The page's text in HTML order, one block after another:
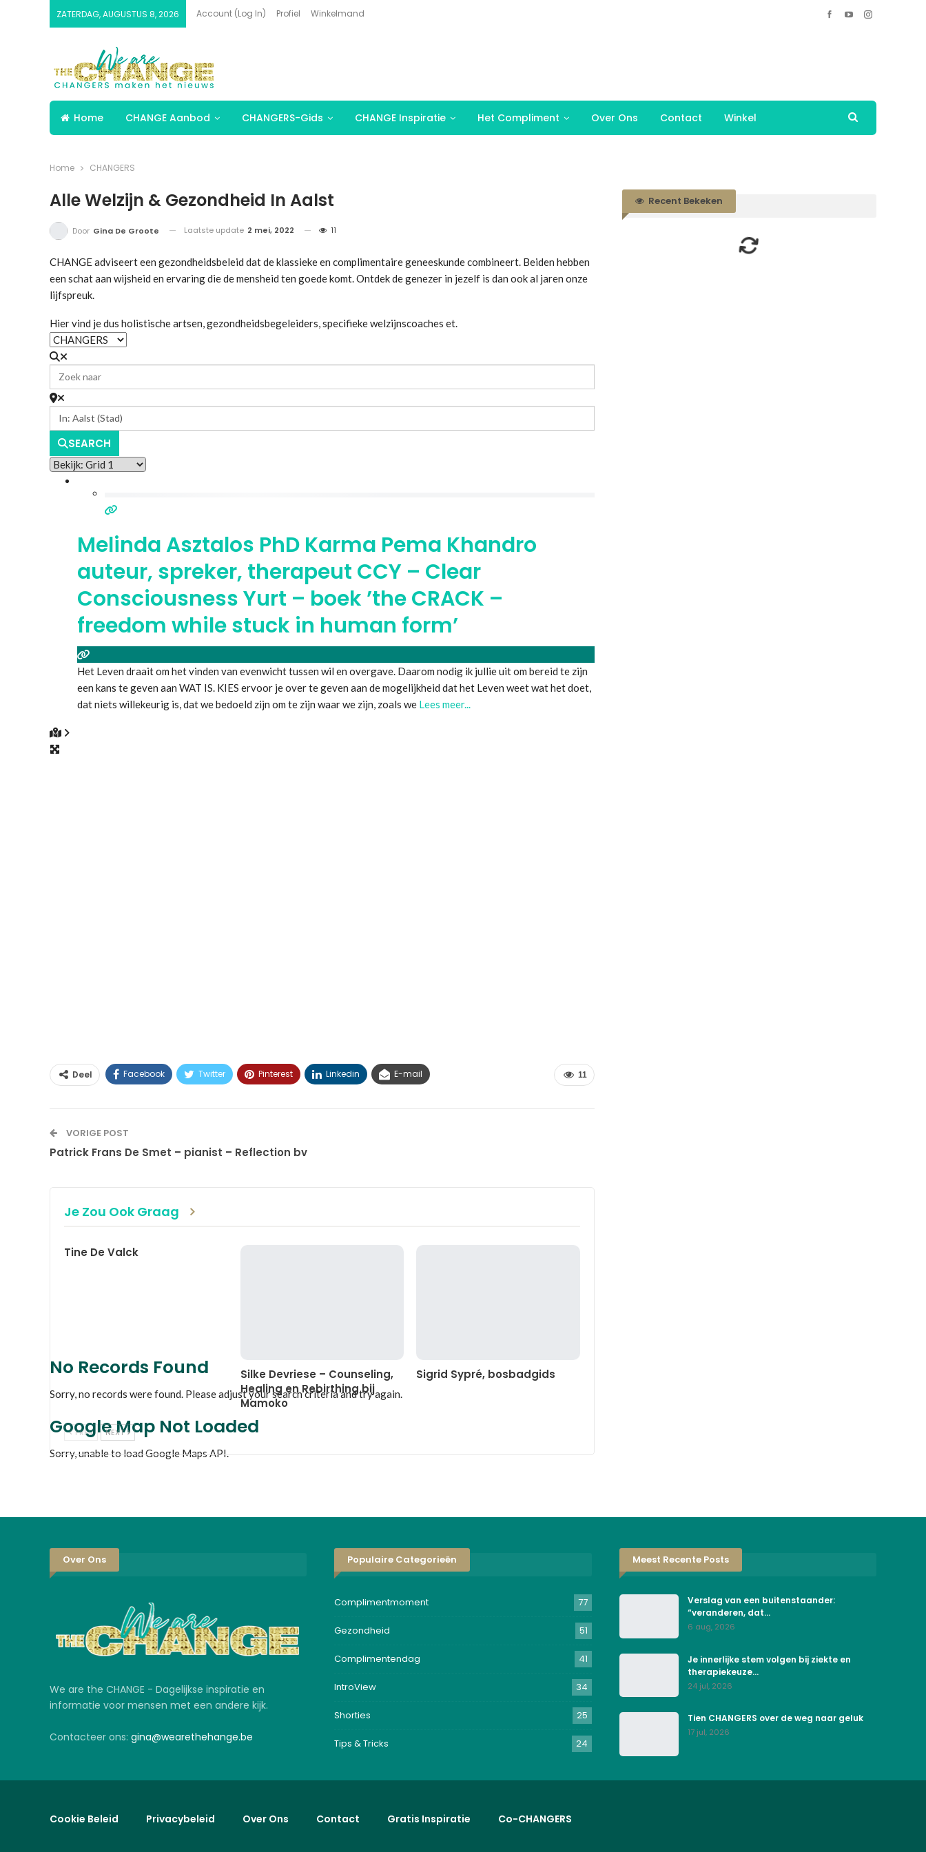
ZATERDAG, AUGUSTUS 8, 2026 Account (Log In) Profiel Winkelmand
Home CHANGE Aanbod CHANGERS-Gids CHANGE Inspiratie Het Compliment Over Ons Contact Winkel
Home CHANGERS
Alle Welzijn & Gezondheid In Aalst
Door Gina De Groote Laatste update 2 mei, 2022 11
CHANGE adviseert een gezondheidsbeleid dat de klassieke en complimentaire geneeskunde combineert. Beiden hebben
een schat aan wijsheid en ervaring die de mensheid ten goede komt. Ontdek de genezer in jezelf is dan ook al jaren onze
lijfspreuk.
Hier vind je dus holistische artsen, gezondheidsbegeleiders, specifieke welzijnscoaches et.
SEARCH
Melinda Asztalos PhD Karma Pema Khandro
auteur, spreker, therapeut CCY – Clear
Consciousness Yurt – boek ’the CRACK –
freedom while stuck in human form’
Het Leven draait om het vinden van evenwicht tussen wil en overgave. Daarom nodig ik jullie uit om bereid te zijn
een kans te geven aan WAT IS. KIES ervoor je over te geven aan de mogelijkheid dat het Leven weet wat het doet,
dat niets willekeurig is, dat we bedoeld zijn om te zijn waar we zijn, zoals we Lees meer...
No Records Found
Sorry, no records were found. Please adjust your search criteria and try again.
Google Map Not Loaded
Sorry, unable to load Google Maps API.
11
Deel Facebook Twitter Pinterest Linkedin E-mail
VORIGE POST
Patrick Frans De Smet – pianist – Reflection bv
Je Zou Ook Graag
Tine De Valck
Silke Devriese – Counseling,
Healing en Rebirthing bij
Mamoko
Sigrid Sypré, bosbadgids
PREV NEXT
Recent Bekeken
Over Ons
We are the CHANGE - Dagelijkse inspiratie en
informatie voor mensen met een andere kijk.
Contacteer ons: gina@wearethehange.be
Populaire Categorieën
Complimentmoment 77
Gezondheid 51
Complimentendag 41
IntroView 34
Shorties 25
Tips & Tricks 24
Meest Recente Posts
Verslag van een buitenstaander:
“veranderen, dat…
6 aug, 2026
Je innerlijke stem volgen bij ziekte en
therapiekeuze…
24 jul, 2026
Tien CHANGERS over de weg naar geluk
17 jul, 2026
Cookie Beleid Privacybeleid Over Ons Contact Gratis Inspiratie Co-CHANGERS